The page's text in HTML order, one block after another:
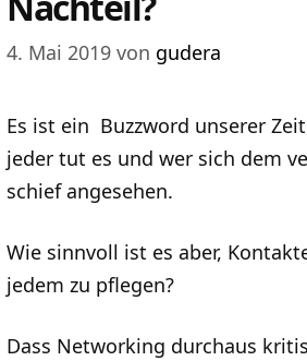
4. Mai 2019 von gudera
Es ist ein Buzzword unserer
jeder tut es und wer sich dem
schief angesehen.
Wie sinnvoll ist es aber,
jedem zu pflegen?
Dass Networking durchaus